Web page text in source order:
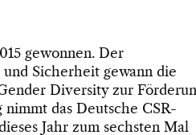
gewonnen. Der
Sicherheit gewann die
Diversity zur
das Deutsche CSR-
Jahr zum sechsten Mal